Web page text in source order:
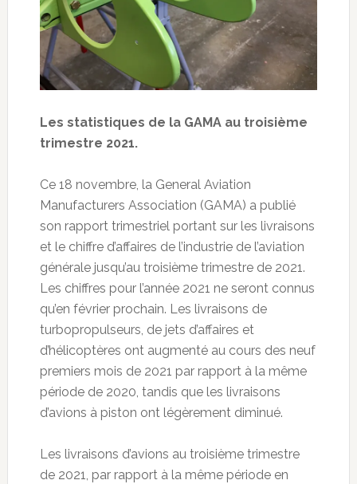
Les statistiques de la GAMA au troisième
trimestre 2021.
Ce 18 novembre, la General Aviation
Manufacturers Association (GAMA) a publié
son rapport trimestriel portant sur les livraisons
et le chiffre d’affaires de l’industrie de l’aviation
générale jusqu’au troisième trimestre de 2021.
Les chiffres pour l’année 2021 ne seront connus
qu’en février prochain. Les livraisons de
turbopropulseurs, de jets d’affaires et
d’hélicoptères ont augmenté au cours des neuf
premiers mois de 2021 par rapport à la même
période de 2020, tandis que les livraisons
d’avions à piston ont légèrement diminué.
Les livraisons d’avions au troisième trimestre
de 2021, par rapport à la même période en